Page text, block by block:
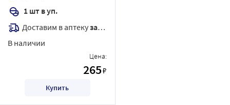
1 шт в уп.
Доставим в аптекузавтра
В наличии
Цена:
265₽
Купить